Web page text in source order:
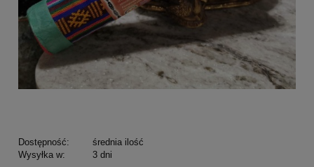
Dostępność:
średnia ilość
Wysyłka w:
3 dni